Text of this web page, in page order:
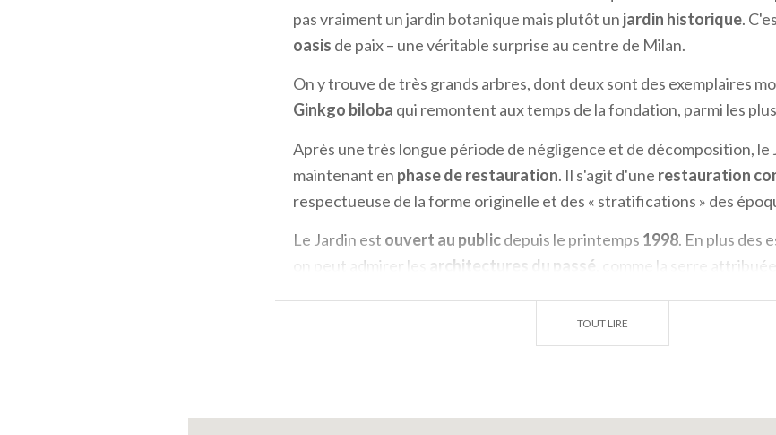
pas vraiment un jardin botanique mais plutôt un jardin historique.
oasis de paix – une véritable surprise au centre de Milan.
On y trouve de très grands arbres, dont deux sont des exemplaires
Ginkgo biloba qui remontent aux temps de la fondation, parmi les
Après une très longue période de négligence et de décomposition, le
maintenant en phase de restauration. Il s'agit d'une restauration
respectueuse de la forme originelle et des « stratifications » des
Le Jardin est ouvert au publicdepuis le printemps 1998. En plus des
on peut admirer les architectures du passé , comme la serre attribuée
TOUT LIRE